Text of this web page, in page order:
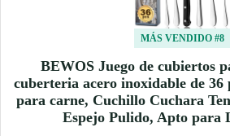
MÁS VENDIDO #8
BEWOS Juego de cubiertos
cuberteria acero inoxidable de 36
para carne, Cuchillo Cuchara
Espejo Pulido, Apto para